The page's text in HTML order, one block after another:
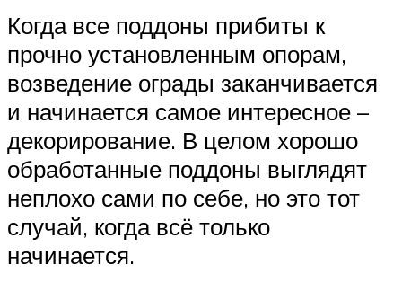
Когда все поддоны прибиты к
прочно установленным опорам,
возведение ограды заканчивается
и начинается самое интересное –
декорирование. В целом хорошо
обработанные поддоны выглядят
неплохо сами по себе, но это тот
случай, когда всё только
начинается.